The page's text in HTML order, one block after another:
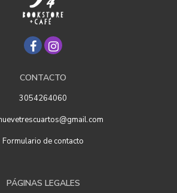
CONTACTO
3054264060
Formulario de contacto
PÁGINAS LEGALES